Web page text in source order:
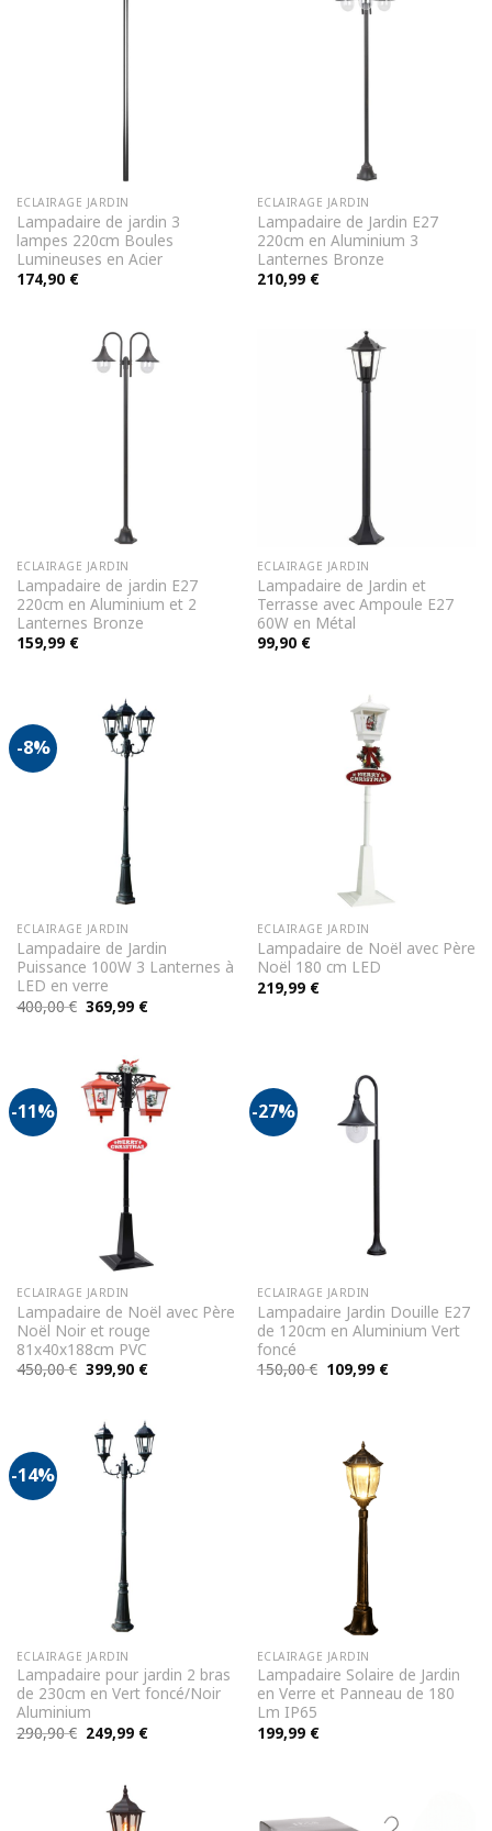
ECLAIRAGE JARDIN
Lampadaire de jardin 3
lampes 220cm Boules
Lumineuses en Acier
174,90 €
ECLAIRAGE JARDIN
Lampadaire de Jardin E27
220cm en Aluminium 3
Lanternes Bronze
210,99 €
ECLAIRAGE JARDIN
Lampadaire de jardin E27
220cm en Aluminium et 2
Lanternes Bronze
159,99 €
ECLAIRAGE JARDIN
Lampadaire de Jardin et
Terrasse avec Ampoule E27
60W en Métal
99,90 €
-8%
ECLAIRAGE JARDIN
Lampadaire de Jardin
Puissance 100W 3 Lanternes à
LED en verre
400,00€ Le
prix
400,00 €.
369,99 €Le
prix
ECLAIRAGE JARDIN
Lampadaire de Noël avec Père
Noël 180 cm LED
219,99 €
-11%
ECLAIRAGE JARDIN
Lampadaire de Noël avec Père
Noël Noir et rouge
81x40x188cm PVC
450,00€ Le
prix
450,00 €.
399,90 €Le
prix
399,90 €.
-27%
ECLAIRAGE JARDIN
Lampadaire Jardin Douille E27
de 120cm en Aluminium Vert
foncé
150,00€ Le
prix
109,99 €Le
prix
-14%
ECLAIRAGE JARDIN
Lampadaire pour jardin 2 bras
de 230cm en Vert foncé/Noir
Aluminium
290,90€ Le
prix
290,90 €.
249,99 €Le
prix
ECLAIRAGE JARDIN
Lampadaire Solaire de Jardin
en Verre et Panneau de 180
Lm IP65
199,99 €